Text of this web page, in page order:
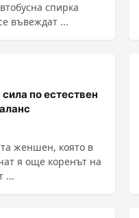
спирка
въвеждат ...
по естествен
жeншeн, която в
я още коренът на
...